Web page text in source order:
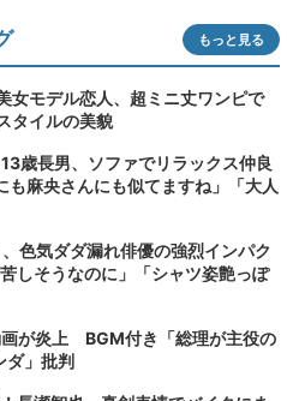
もっと見る
女モデル恋人、超ミニ丈ワンピで
タイルの美貌
歳長男、ソファでリラックス仲良
麻央さんにも似てますね」「大人
色気ダダ漏れ俳優の強烈インパク
しそうなのに」「シャツ姿艶っぽ
が炎上 BGM付き「総理が主役の
ダ」批判